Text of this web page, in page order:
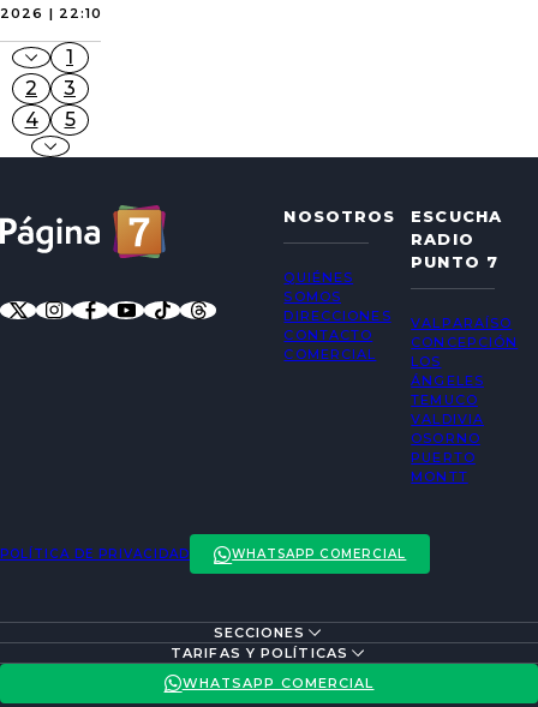
2026 | 22:10
1
2
3
4
5
NOSOTROS
QUIÉNES
SOMOS
DIRECCIONES
CONTACTO
COMERCIAL
ESCUCHA
RADIO
PUNTO 7
VALPARAÍSO
CONCEPCIÓN
LOS
ÁNGELES
TEMUCO
VALDIVIA
OSORNO
PUERTO
MONTT
POLÍTICA DE PRIVACIDAD WHATSAPP COMERCIAL
SECCIONES
ACTUALIDAD
TARIFAS Y POLÍTICAS
POLÍTICA DE PRIVACIDAD
WHATSAPP COMERCIAL